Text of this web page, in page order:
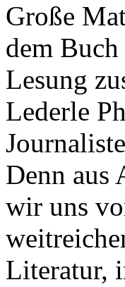
Große
dem
Lesung
Lederle
Denn aus
wir uns
Literatur,